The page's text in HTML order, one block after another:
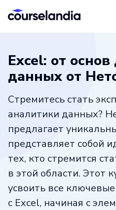
Excel: от
данных от
Стремитесь стать
аналитики данных?
предлагает
представляет собой
тех, кто стремится
в этой области. Этот
усвоить все
с Excel, начиная с